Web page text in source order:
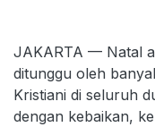
JAKARTA — Natal
ditunggu oleh
Kristiani di seluruh
dengan kebaikan,